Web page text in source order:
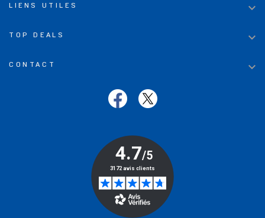
LIENS UTILES 
TOP DEALS 
CONTACT 